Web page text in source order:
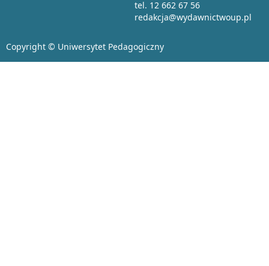
tel. 12 662 67 56
redakcja@wydawnictwoup.pl
Copyright © Uniwersytet Pedagogiczny